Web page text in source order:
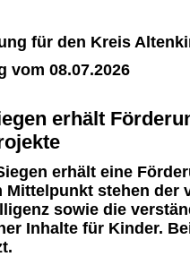
für den Kreis
vom 08.07.2026
erhält
erhält eine
Mittelpunkt stehen der
sowie die
Inhalte für Kinder.